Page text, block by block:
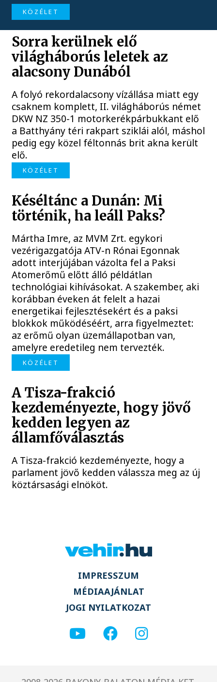
KÖZÉLET
Sorra kerülnek elő
világháborús leletek az
alacsony Dunából
A folyó rekordalacsony vízállása miatt egy
csaknem komplett, II. világháborús német
DKW NZ 350-1 motorkerékpárbukkant elő
a Batthyány téri rakpart sziklái alól, máshol
pedig egy közel féltonnás brit akna került
elő.
KÖZÉLET
Késéltánc a Dunán: Mi
történik, ha leáll Paks?
Mártha Imre, az MVM Zrt. egykori
vezérigazgatója ATV-n Rónai Egonnak
adott interjújában vázolta fel a Paksi
Atomerőmű előtt álló példátlan
technológiai kihívásokat. A szakember, aki
korábban éveken át felelt a hazai
energetikai fejlesztésekért és a paksi
blokkok működéséért, arra figyelmeztet:
az erőmű olyan üzemállapotban van,
amelyre eredetileg nem tervezték.
KÖZÉLET
A Tisza-frakció
kezdeményezte, hogy jövő
kedden legyen az
államfőválasztás
A Tisza-frakció kezdeményezte, hogy a
parlament jövő kedden válassza meg az új
köztársasági elnököt.
IMPRESSZUM
MÉDIAAJÁNLAT
JOGI NYILATKOZAT